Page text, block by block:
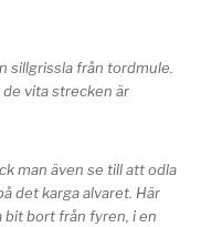
sillgrissla från tordmule.
vita strecken är
man även se till att odla
det karga alvaret. Här
bit bort från fyren, i en